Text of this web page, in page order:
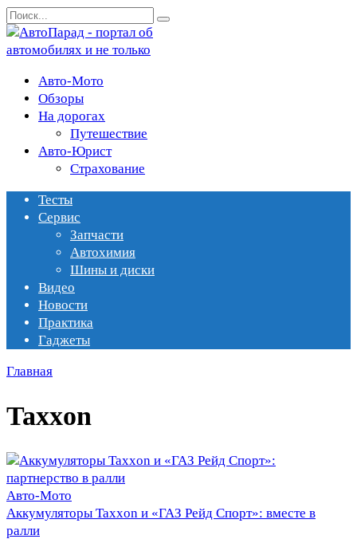
Перейти
к
содержанию
Search
for:
Авто-Мото
Обзоры
На дорогах
Путешествие
Авто-Юрист
Страхование
Тесты
Сервис
Запчасти
Автохимия
Шины и диски
Видео
Новости
Практика
Гаджеты
Главная
Taxxon
Авто-Мото
Аккумуляторы Taxxon и «ГАЗ Рейд Спорт»: вместе в
ралли